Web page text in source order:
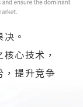
。
心技术，
，提升竞争